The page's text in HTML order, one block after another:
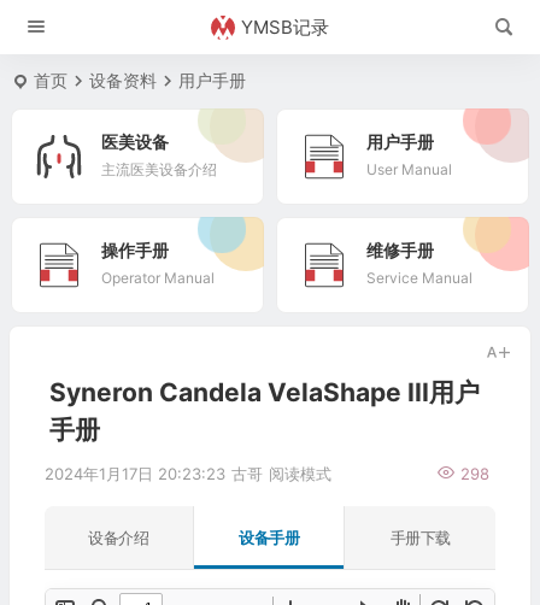
YMSB记录
首页 设备资料 用户手册
医美设备
主流医美设备介绍
用户手册
User Manual
操作手册
Operator Manual
维修手册
Service Manual
Syneron Candela VelaShape III用户
手册
2024年1月17日 20:23:23 古哥 298
阅读模式
设备介绍 设备手册 手册下载